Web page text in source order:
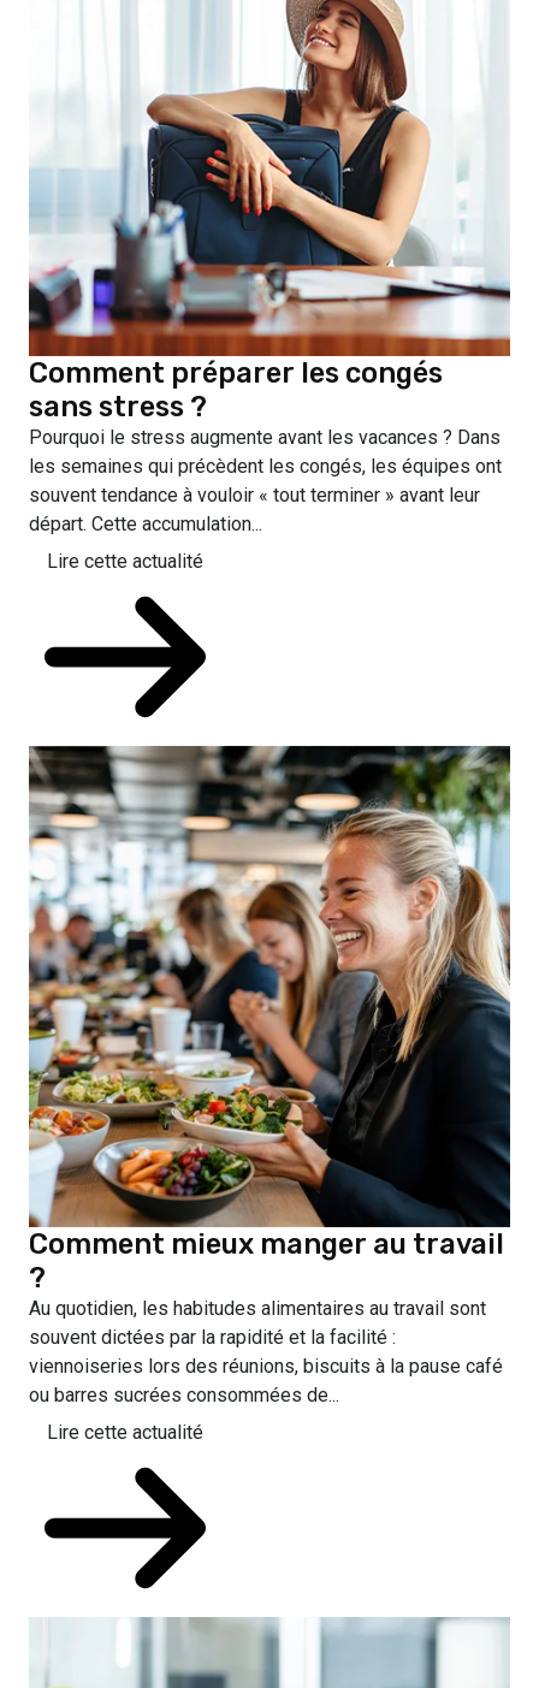
Comment préparer les congés
sans stress ?
Pourquoi le stress augmente avant les vacances ? Dans
les semaines qui précèdent les congés, les équipes ont
souvent tendance à vouloir « tout terminer » avant leur
départ. Cette accumulation...
Lire cette actualité
Comment mieux manger au travail
?
Au quotidien, les habitudes alimentaires au travail sont
souvent dictées par la rapidité et la facilité :
viennoiseries lors des réunions, biscuits à la pause café
ou barres sucrées consommées de...
Lire cette actualité